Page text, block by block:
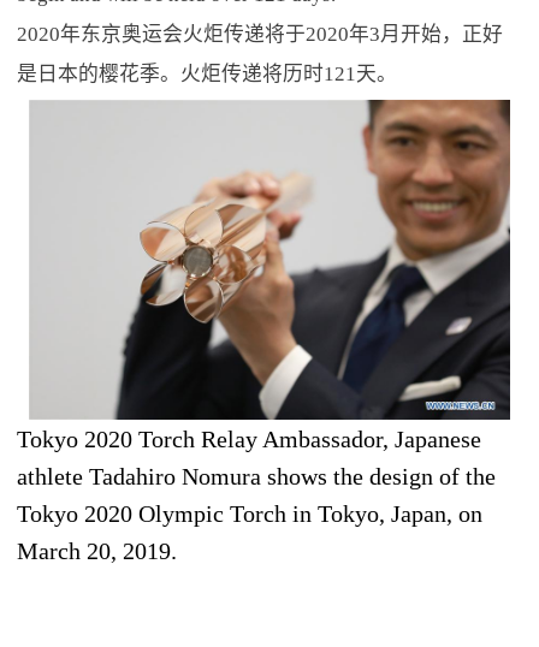
2020年东京奥运会火炬传递将于2020年3月开始，正好
是日本的樱花季。火炬传递将历时121天。
Tokyo 2020 Torch Relay Ambassador, Japanese
athlete Tadahiro Nomura shows the design of the
Tokyo 2020 Olympic Torch in Tokyo, Japan, on
March 20, 2019.